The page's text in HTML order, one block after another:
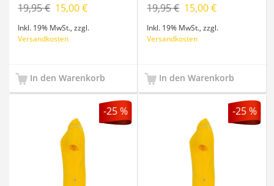
19,95 € 15,00 €
Inkl. 19% MwSt. ,zzgl.
Versandkosten
In den Warenkorb
19,95 € 15,00 €
Inkl. 19% MwSt. ,zzgl.
Versandkosten
In den Warenkorb
-25 % -25 %